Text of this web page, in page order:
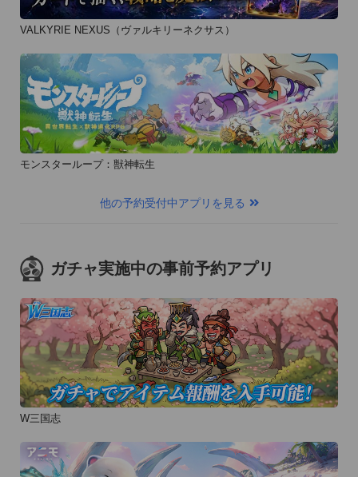
VALKYRIE NEXUS（ヴァルキリーネクサス）
モンスターループ：獣神転生
他の予約受付中アプリを見る
ガチャ実施中の事前予約アプリ
W三国志